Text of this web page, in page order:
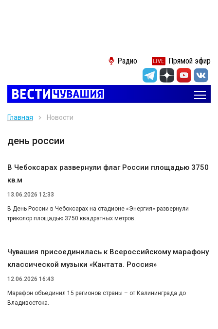
Радио Прямой эфир
Главная Новости
день россии
В Чебоксарах развернули флаг России площадью 3750
кв.м
13.06.2026 12:33
В День России в Чебоксарах на стадионе «Энергия» развернули
триколор площадью 3750 квадратных метров.
Чувашия присоединилась к Всероссийскому марафону
классической музыки «Кантата. Россия»
12.06.2026 16:43
Марафон объединил 15 регионов страны – от Калининграда до
Владивостока.